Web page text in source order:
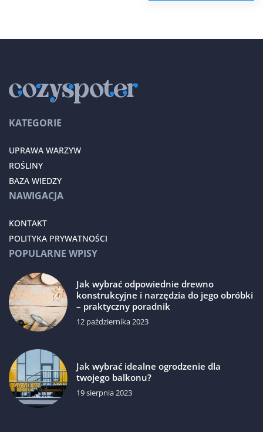
KATEGORIE
UPRAWA WARZYW
ROŚLINY
BAZA WIEDZY
NAWIGACJA
KONTAKT
POLITYKA PRYWATNOŚCI
POPULARNE WPISY
Jak wybrać odpowiednie drewno
konstrukcyjne i narzędzia do jego obróbki
– praktyczny poradnik
12 października 2023
Jak wybrać idealne ogrodzenie dla
twojego balkonu?
19 sierpnia 2023